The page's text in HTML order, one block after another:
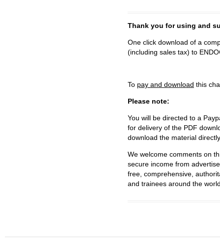
Thank you for using and
One click download of a
(including sales tax) to
To pay and download this
Please note:
You will be directed to a
for delivery of the PDF
download the material
We welcome comments on
secure income from
free, comprehensive,
and trainees around the